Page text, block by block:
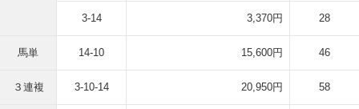
3-14 3,370円 28
馬単 14-10 15,600円 46
３連複 3-10-14 20,950円 58